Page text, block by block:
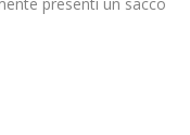
presenti un sacco